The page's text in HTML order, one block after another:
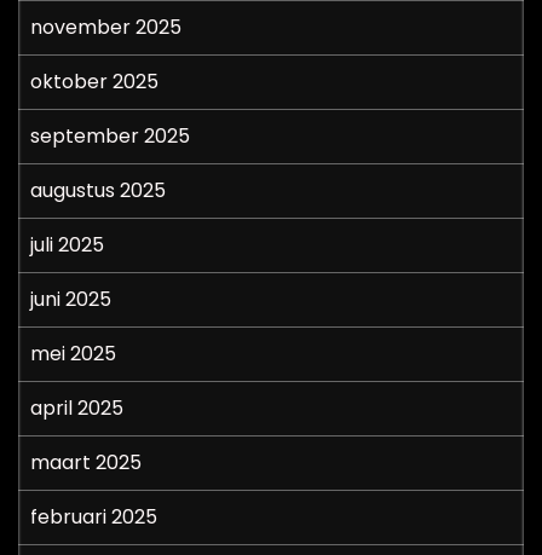
november 2025
oktober 2025
september 2025
augustus 2025
juli 2025
juni 2025
mei 2025
april 2025
maart 2025
februari 2025